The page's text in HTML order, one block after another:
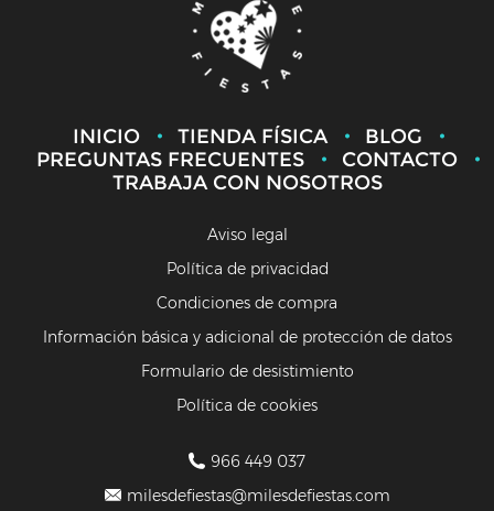
INICIO TIENDA FÍSICA
BLOG
PREGUNTAS FRECUENTES
CONTACTO
TRABAJA CON NOSOTROS
Aviso legal
Política de privacidad
Condiciones de compra
Información básica y adicional de protección de datos
Formulario de desistimiento
Política de cookies
966 449 037
milesdefiestas@milesdefiestas.com